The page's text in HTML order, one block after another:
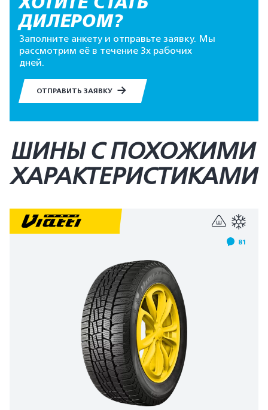
ДИЛЕРОМ?
Заполните анкету и отправьте заявку. Мы
рассмотрим её в течение 3х рабочих
дней.
ОТПРАВИТЬ ЗАЯВКУ
ШИНЫ С ПОХОЖИМИ
ХАРАКТЕРИСТИКАМИ
81